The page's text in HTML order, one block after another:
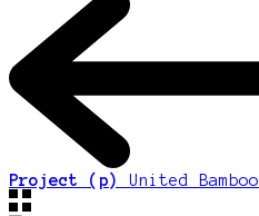
Project (p) United Bamboo